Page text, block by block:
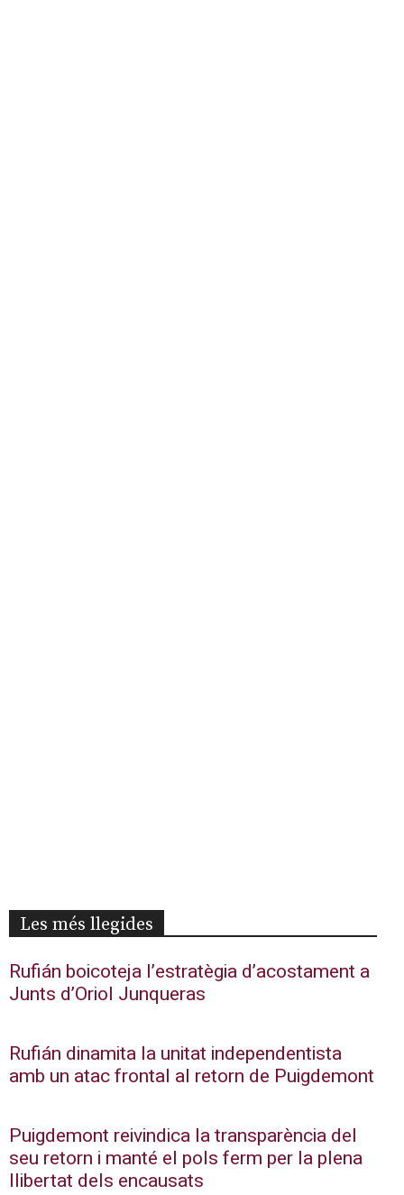
Les més llegides
Rufián boicoteja l’estratègia d’acostament a
Junts d’Oriol Junqueras
Rufián dinamita la unitat independentista
amb un atac frontal al retorn de Puigdemont
Puigdemont reivindica la transparència del
seu retorn i manté el pols ferm per la plena
llibertat dels encausats